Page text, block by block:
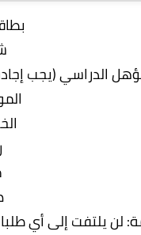
الدراسي (يجب
لن يلتفت إلى أي